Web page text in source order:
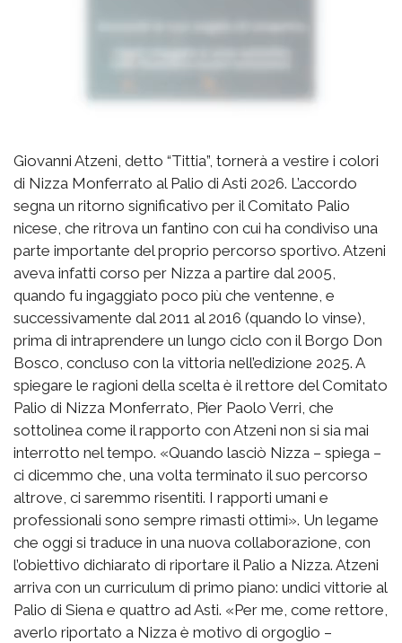
Giovanni Atzeni, detto “Tittia”, tornerà a vestire i colori
di Nizza Monferrato al Palio di Asti 2026. L’accordo
segna un ritorno significativo per il Comitato Palio
nicese, che ritrova un fantino con cui ha condiviso una
parte importante del proprio percorso sportivo. Atzeni
aveva infatti corso per Nizza a partire dal 2005,
quando fu ingaggiato poco più che ventenne, e
successivamente dal 2011 al 2016 (quando lo vinse),
prima di intraprendere un lungo ciclo con il Borgo Don
Bosco, concluso con la vittoria nell’edizione 2025. A
spiegare le ragioni della scelta è il rettore del Comitato
Palio di Nizza Monferrato, Pier Paolo Verri, che
sottolinea come il rapporto con Atzeni non si sia mai
interrotto nel tempo. «Quando lasciò Nizza – spiega –
ci dicemmo che, una volta terminato il suo percorso
altrove, ci saremmo risentiti. I rapporti umani e
professionali sono sempre rimasti ottimi». Un legame
che oggi si traduce in una nuova collaborazione, con
l’obiettivo dichiarato di riportare il Palio a Nizza. Atzeni
arriva con un curriculum di primo piano: undici vittorie al
Palio di Siena e quattro ad Asti. «Per me, come rettore,
averlo riportato a Nizza è motivo di orgoglio –